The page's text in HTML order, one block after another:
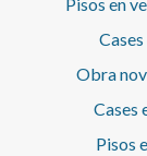
Pisos en
Obra
Cases
Pisos